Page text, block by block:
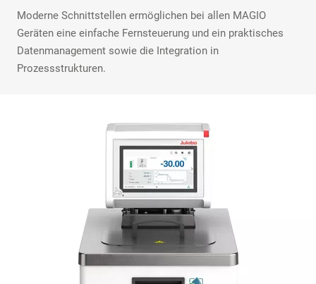
Moderne Schnittstellen ermöglichen bei allen MAGIO
Geräten eine einfache Fernsteuerung und ein praktisches
Datenmanagement sowie die Integration in
Prozessstrukturen.